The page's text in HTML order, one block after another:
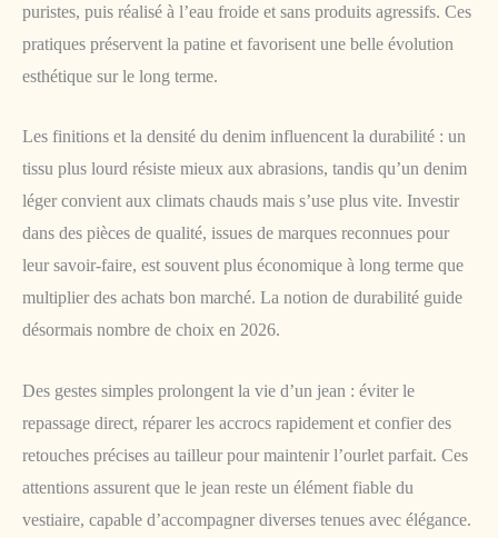
puristes, puis réalisé à l’eau froide et sans produits agressifs. Ces
pratiques préservent la patine et favorisent une belle évolution
esthétique sur le long terme.
Les finitions et la densité du denim influencent la durabilité : un
tissu plus lourd résiste mieux aux abrasions, tandis qu’un denim
léger convient aux climats chauds mais s’use plus vite. Investir
dans des pièces de qualité, issues de marques reconnues pour
leur savoir-faire, est souvent plus économique à long terme que
multiplier des achats bon marché. La notion de durabilité guide
désormais nombre de choix en 2026.
Des gestes simples prolongent la vie d’un jean : éviter le
repassage direct, réparer les accrocs rapidement et confier des
retouches précises au tailleur pour maintenir l’ourlet parfait. Ces
attentions assurent que le jean reste un élément fiable du
vestiaire, capable d’accompagner diverses tenues avec élégance.